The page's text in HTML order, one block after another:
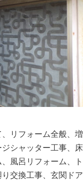
リフォーム全般、
シャッター工事、
風呂リフォーム、
交換工事、玄関ド